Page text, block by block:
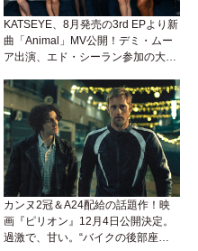
KATSEYE、8月発売の3rd EPより新
曲「Animal」MV公開！デミ・ムー
ア出演、エド・シーラン参加の大胆
カンヌ2冠＆A24配給の話題作！映
画『ピリオン』12月4日公開決定。
過激で、甘い。“バイクの後部座